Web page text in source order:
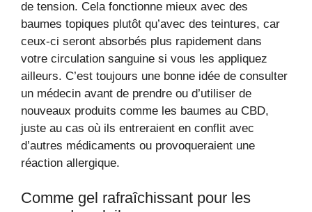
de tension. Cela fonctionne mieux avec des
baumes topiques plutôt qu’avec des teintures, car
ceux-ci seront absorbés plus rapidement dans
votre circulation sanguine si vous les appliquez
ailleurs. C’est toujours une bonne idée de consulter
un médecin avant de prendre ou d’utiliser de
nouveaux produits comme les baumes au CBD,
juste au cas où ils entreraient en conflit avec
d’autres médicaments ou provoqueraient une
réaction allergique.
Comme gel rafraîchissant pour les